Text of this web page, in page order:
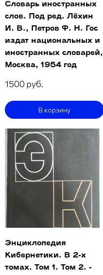
Словарь иностранных
слов. Под ред. Лёхин
И. В., Петров Ф. Н. Гос
издат национальных и
иностранных словарей,
Москва, 1954 год
1500 руб.
В корзину
Энциклопедия
Кибернетики. В 2-х
томах. Том 1. Том 2. -